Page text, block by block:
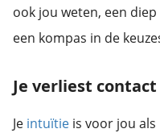
ook jou weten, een
een kompas in de
Je verliest
Je intuïtie is voor jou